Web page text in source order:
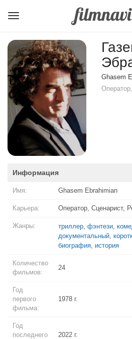
Ghasem
Информация
Имя: Ghasem Ebrahimian
Карьера: Оператор, Сценарист,
Жанры: триллер фэнтези
документальный
биография история
Количество
фильмов:
24
Год
первого
фильма:
1978 г.
Год
последнего
2022 г.